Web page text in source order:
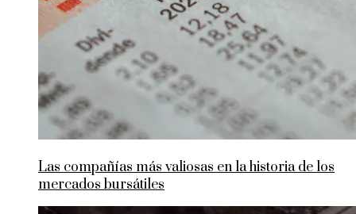
Las compañías más valiosas en la historia de los
mercados bursátiles